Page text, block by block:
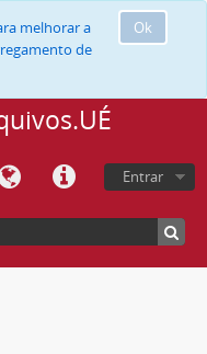
Ok
melhorar a
de
Entrar